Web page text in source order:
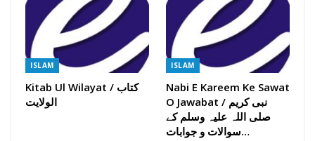
ISLAM
Kitab Ul Wilayat / کتاب
الولایت
ISLAM
Nabi E Kareem Ke Sawat
O Jawabat / نبی کریم
صلی اللہ علیہ وسلم کے
سوالات و جوابات…